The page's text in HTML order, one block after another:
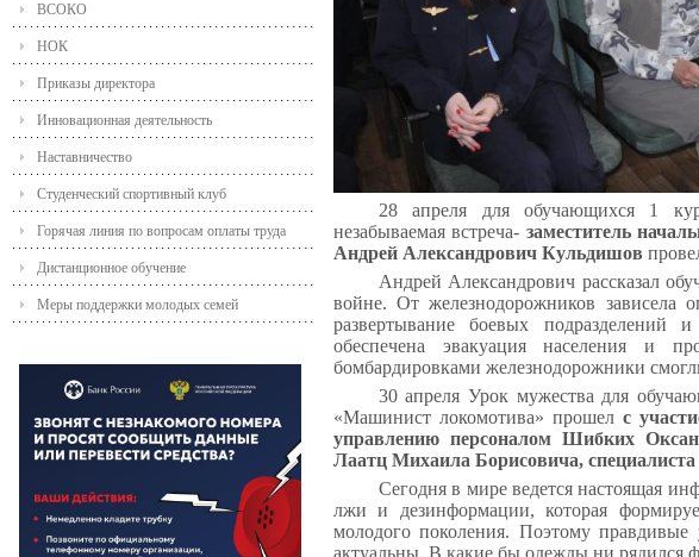
ВСОКО
НОК
Приказы директора
Инновационная деятельность
Наставничество
Студенческий спортивный клуб
Горячая линия по вопросам оплаты труда
Дистанционное обучение
Меры поддержки молодых семей
28 апреля для обучающихся 1
незабываемая встреча- заместитель
Андрей Александрович Кульдишов
Андрей Александрович рассказал
войне. От железнодорожников зависела
развертывание боевых подразделений
обеспечена эвакуация населения и
бомбардировками железнодорожники
30 апреля Урок мужества для
«Машинист локомотива» прошелс
управлению персоналом Шибких
Лаатц Михаила Борисовича,
Сегодня в мире ведется настоящая
лжи и дезинформации, которая
молодого поколения. Поэтому правдивые
актуальны. В какие бы одежды ни рядился